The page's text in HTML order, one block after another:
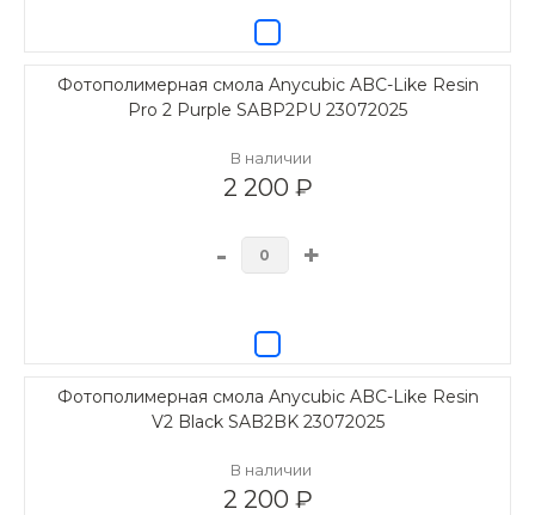
Фотополимерная смола Anycubic ABC-Like Resin
Pro 2 Purple SABP2PU 23072025
В наличии
2 200 ₽
- +
Фотополимерная смола Anycubic ABC-Like Resin
V2 Black SAB2BK 23072025
В наличии
2 200 ₽